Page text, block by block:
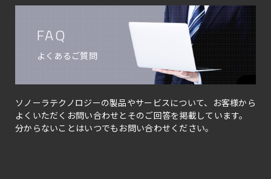
FAQ
よくあるご質問
ソノーラテクノロジーの製品やサービスについて、お客様から
よくいただくお問い合わせとそのご回答を掲載しています。
分からないことはいつでもお問い合わせください。